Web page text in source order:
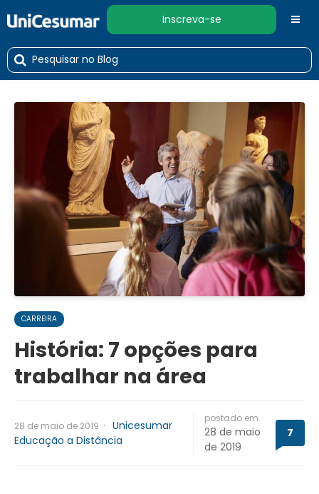
Inscreva-se
CARREIRA
História: 7 opções para
trabalhar na área
28 de maio de 2019 · Unicesumar
Educação a Distância
postado em
28 de maio
de 2019
7